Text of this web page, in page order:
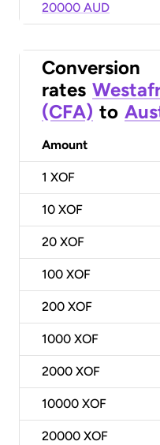
20000 AUD
Conversion
rates
(CFA) to
Amount
1 XOF
10 XOF
20 XOF
100 XOF
200 XOF
1000 XOF
2000 XOF
10000 XOF
20000 XOF